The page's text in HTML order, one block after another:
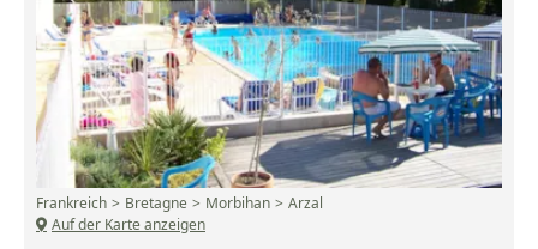
Frankreich Bretagne Morbihan
Arzal
Auf der Karte anzeigen